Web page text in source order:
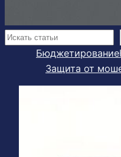
Поиск
Бюджетирование
Защита от